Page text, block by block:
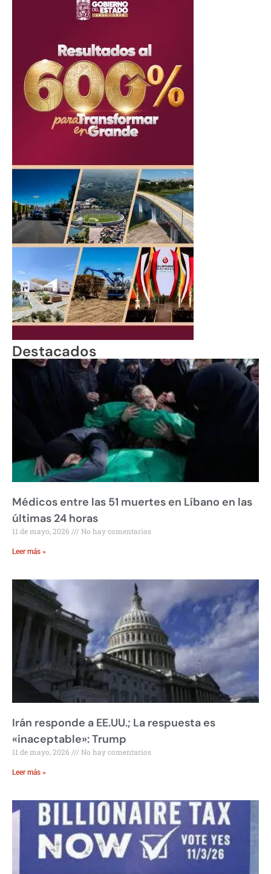
Destacados
Médicos entre las 51 muertes en Líbano en las
últimas 24 horas
11 de mayo, 2026 No hay comentarios
Leer más »
Irán responde a EE.UU.; La respuesta es
«inaceptable»: Trump
11 de mayo, 2026 No hay comentarios
Leer más »